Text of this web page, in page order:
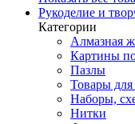
Рукоделие и
Категории
Алмазная
Картины
Пазлы
Товары
Наборы,
Нитки